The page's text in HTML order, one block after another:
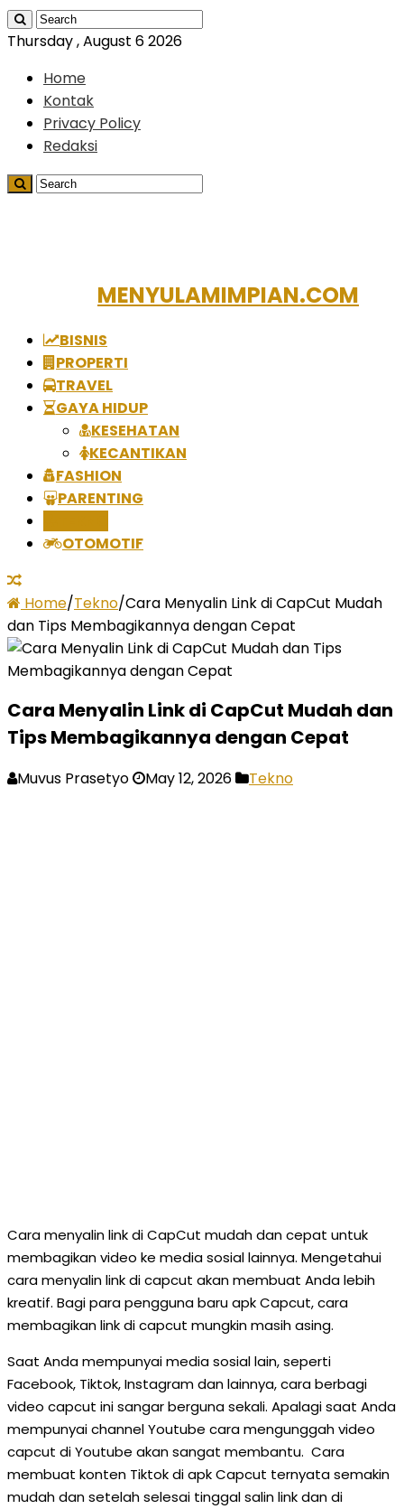
Thursday , August 6 2026
Home
Kontak
Privacy Policy
Redaksi
MENYULAMIMPIAN.COM
BISNIS
PROPERTI
TRAVEL
GAYA HIDUP
KESEHATAN
KECANTIKAN
FASHION
PARENTING
OTOMOTIF
Home/Tekno/Cara Menyalin Link di CapCut Mudah
dan Tips Membagikannya dengan Cepat
Cara Menyalin Link di CapCut Mudah dan
Tips Membagikannya dengan Cepat
Muvus Prasetyo May 12, 2026 Tekno
Cara menyalin link di CapCut mudah dan cepat untuk
membagikan video ke media sosial lainnya. Mengetahui
cara menyalin link di capcut akan membuat Anda lebih
kreatif. Bagi para pengguna baru apk Capcut, cara
membagikan link di capcut mungkin masih asing.
Saat Anda mempunyai media sosial lain, seperti
Facebook, Tiktok, Instagram dan lainnya, cara berbagi
video capcut ini sangar berguna sekali. Apalagi saat Anda
mempunyai channel Youtube cara mengunggah video
capcut di Youtube akan sangat membantu. Cara
membuat konten Tiktok di apk Capcut ternyata semakin
mudah dan setelah selesai tinggal salin link dan di